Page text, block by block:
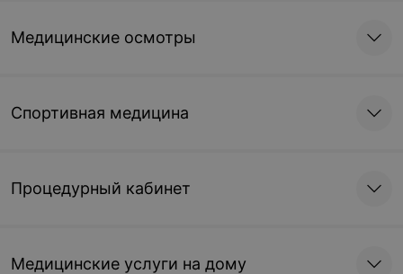
Медицинские осмотры
Спортивная медицина
Процедурный кабинет
Медицинские услуги на дому